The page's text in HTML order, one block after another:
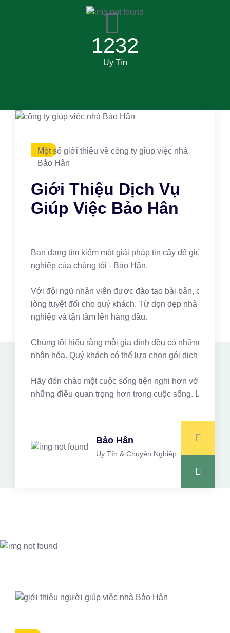
1232
Uy Tín
Một số giới thiệu về công ty giúp việc nhà
Bảo Hân
Giới Thiệu Dịch Vụ
Giúp Việc Bảo Hân
Bạn đang tìm kiếm một giải pháp tin cậy để giúp
nghiệp của chúng tôi - Bảo Hân.
Với đội ngũ nhân viên được đào tạo bài bản, có kinh
lòng tuyệt đối cho quý khách. Từ dọn dẹp nhà cửa,
nghiệp và tận tâm lên hàng đầu.
Chúng tôi hiểu rằng mỗi gia đình đều có những nhu
nhân hóa. Quý khách có thể lựa chọn gói dịch vụ
Hãy đón chào một cuộc sống tiện nghi hơn với Bảo
những điều quan trọng hơn trong cuộc sống. Liên hệ
Bảo Hân
Uy Tín & Chuyên Nghiệp